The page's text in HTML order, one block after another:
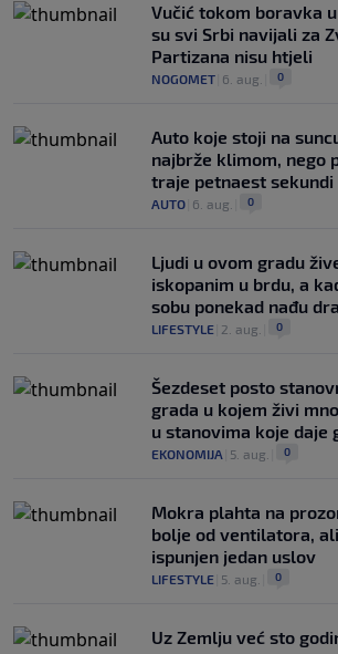
Vučić tokom boravka
su svi Srbi navijali za
Partizana nisu htjeli
NOGOMET 6. aug. 0
Auto koje stoji na
najbrže klimom, nego
traje petnaest sekundi
AUTO 6. aug. 0
Ljudi u ovom gradu
iskopanim u brdu, a
sobu ponekad nađu
LIFESTYLE 2. aug. 0
Šezdeset posto
grada u kojem živi
u stanovima koje daje
EKONOMIJA 5. aug. 0
Mokra plahta na
bolje od ventilatora,
ispunjen jedan uslov
LIFESTYLE 5. aug. 0
Uz Zemlju već sto